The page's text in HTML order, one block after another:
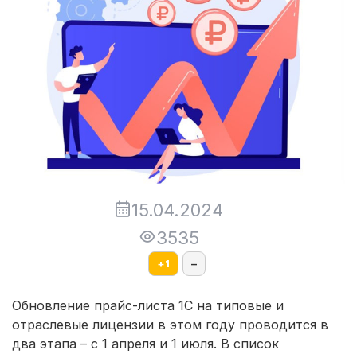
15.04.2024
3535
+1 –
Обновление прайс-листа 1С на типовые и
отраслевые лицензии в этом году проводится в
два этапа – с 1 апреля и 1 июля. В список